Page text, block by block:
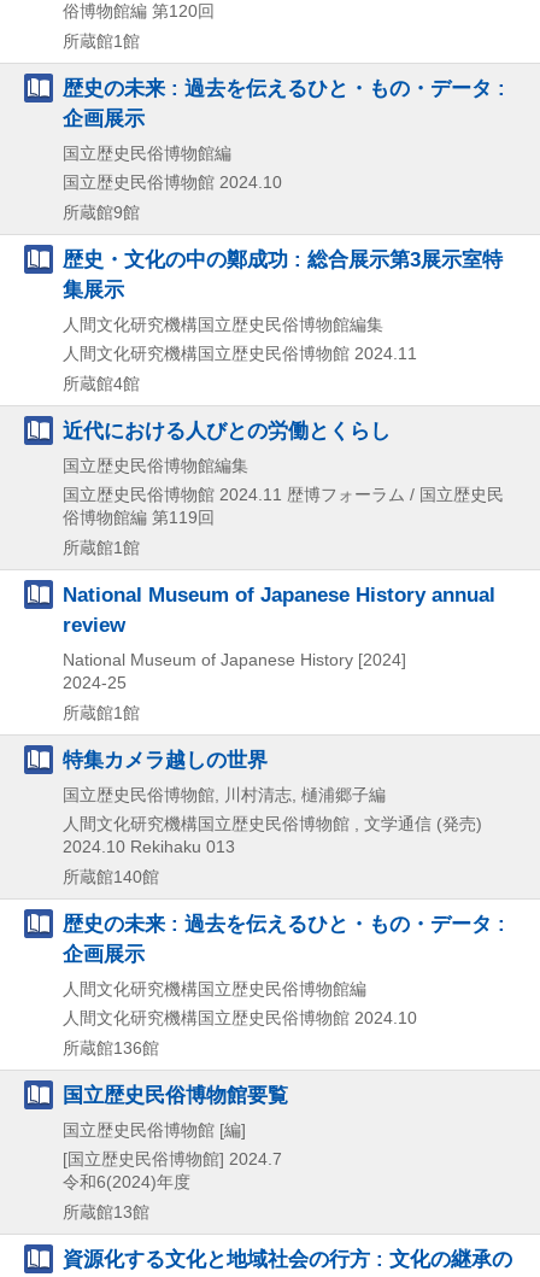
俗博物館編 第120回
所蔵館1館
歴史の未来 : 過去を伝えるひと・もの・データ :
企画展示
国立歴史民俗博物館編
国立歴史民俗博物館 2024.10
所蔵館9館
歴史・文化の中の鄭成功 : 総合展示第3展示室特
集展示
人間文化研究機構国立歴史民俗博物館編集
人間文化研究機構国立歴史民俗博物館 2024.11
所蔵館4館
近代における人びとの労働とくらし
国立歴史民俗博物館編集
国立歴史民俗博物館 2024.11 歴博フォーラム / 国立歴史民
俗博物館編 第119回
所蔵館1館
National Museum of Japanese History annual
review
National Museum of Japanese History [2024]
2024-25
所蔵館1館
特集カメラ越しの世界
国立歴史民俗博物館, 川村清志, 樋浦郷子編
人間文化研究機構国立歴史民俗博物館 , 文学通信 (発売)
2024.10 Rekihaku 013
所蔵館140館
歴史の未来 : 過去を伝えるひと・もの・データ :
企画展示
人間文化研究機構国立歴史民俗博物館編
人間文化研究機構国立歴史民俗博物館 2024.10
所蔵館136館
国立歴史民俗博物館要覧
国立歴史民俗博物館 [編]
[国立歴史民俗博物館] 2024.7
令和6(2024)年度
所蔵館13館
資源化する文化と地域社会の行方 : 文化の継承の